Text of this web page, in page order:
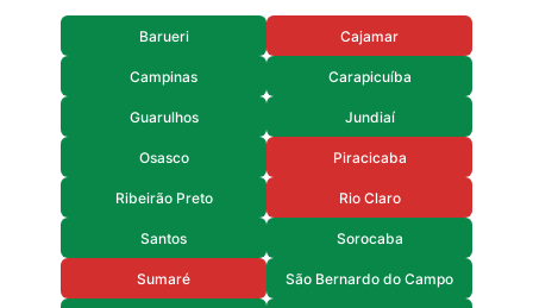
Barueri Cajamar
Campinas Carapicuíba
Guarulhos Jundiaí
Osasco Piracicaba
Ribeirão Preto Rio Claro
Santos Sorocaba
Sumaré São Bernardo do Campo